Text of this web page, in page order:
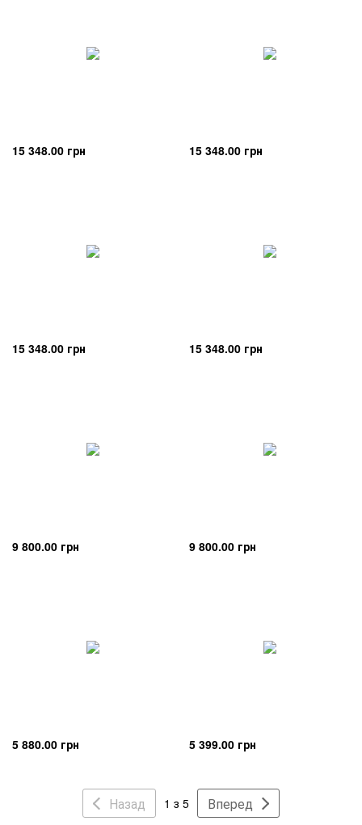
15 348.00 грн 15 348.00 грн
15 348.00 грн 15 348.00 грн
9 800.00 грн 9 800.00 грн
5 880.00 грн 5 399.00 грн
Назад 1 з 5 Вперед